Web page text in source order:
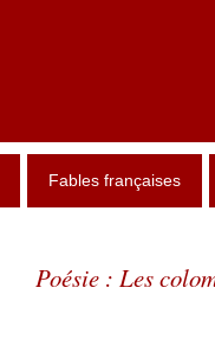
Fables françaises
Poésie : Les